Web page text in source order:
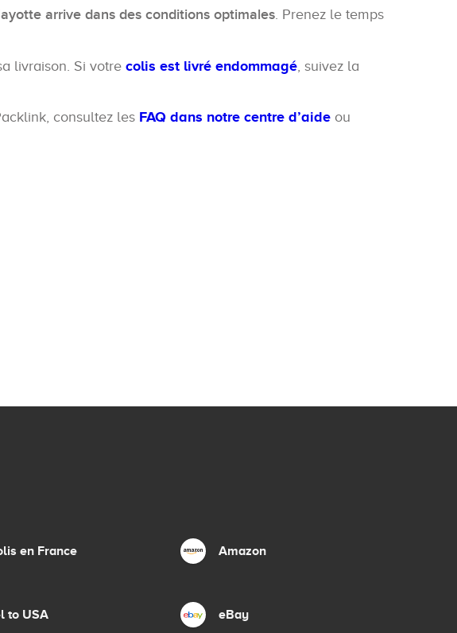
arrive dans des conditions optimales. Prenez le temps
livraison. Si votre colis est livré endommagé, suivez la
consultez les FAQ dans notre centre d’aide ou
en France
to USA
Amazon
eBay